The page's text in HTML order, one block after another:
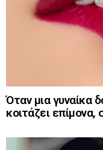
Όταν μια γυναίκα
κοιτάζει επίμονα,